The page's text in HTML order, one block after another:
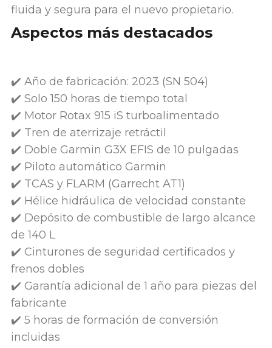
fluida y segura para el nuevo propietario.
Aspectos más destacados
✔️ Año de fabricación: 2023 (SN 504)
✔️ Solo 150 horas de tiempo total
✔️ Motor Rotax 915 iS turboalimentado
✔️ Tren de aterrizaje retráctil
✔️ Doble Garmin G3X EFIS de 10 pulgadas
✔️ Piloto automático Garmin
✔️ TCAS y FLARM (Garrecht AT1)
✔️ Hélice hidráulica de velocidad constante
✔️ Depósito de combustible de largo alcance
de 140 L
✔️ Cinturones de seguridad certificados y
frenos dobles
✔️ Garantía adicional de 1 año para piezas del
fabricante
✔️ 5 horas de formación de conversión
incluidas